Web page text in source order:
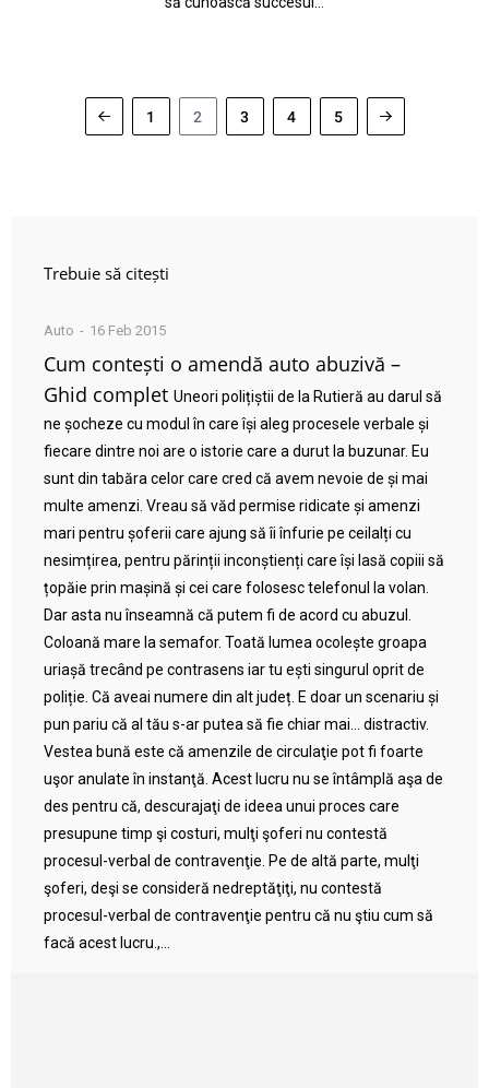
1 2 3 4 5
Trebuie să citești
Auto 16 Feb 2015
Cum contești o amendă auto abuzivă –
Ghid complet Uneori polițiștii de la Rutieră au darul să
ne șocheze cu modul în care își aleg procesele verbale și
fiecare dintre noi are o istorie care a durut la buzunar. Eu
sunt din tabăra celor care cred că avem nevoie de și mai
multe amenzi. Vreau să văd permise ridicate și amenzi
mari pentru șoferii care ajung să îi înfurie pe ceilalți cu
nesimțirea, pentru părinții inconștienți care își lasă copiii să
țopăie prin mașină și cei care folosesc telefonul la volan.
Dar asta nu înseamnă că putem fi de acord cu abuzul.
Coloană mare la semafor. Toată lumea ocolește groapa
uriașă trecând pe contrasens iar tu ești singurul oprit de
poliție. Că aveai numere din alt județ. E doar un scenariu și
pun pariu că al tău s-ar putea să fie chiar mai… distractiv.
Vestea bună este că amenzile de circulaţie pot fi foarte
uşor anulate în instanţă. Acest lucru nu se întâmplă aşa de
des pentru că, descurajaţi de ideea unui proces care
presupune timp şi costuri, mulţi şoferi nu contestă
procesul-verbal de contravenţie. Pe de altă parte, mulţi
şoferi, deşi se consideră nedreptăţiţi, nu contestă
procesul-verbal de contravenţie pentru că nu ştiu cum să
facă acest lucru.,...